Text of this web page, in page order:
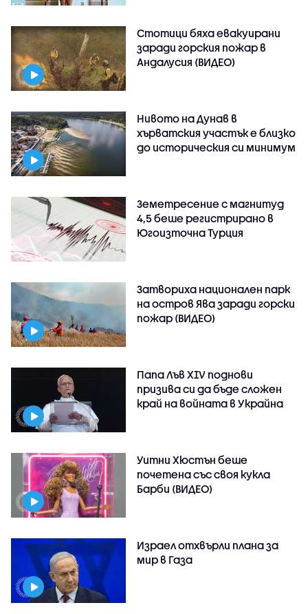
Стотици бяха евакуирани
заради горския пожар в
Андалусия (ВИДЕО)
Нивото на Дунав в
хърватския участък е близко
до историческия си минимум
Земетресение с магнитуд
4,5 беше регистрирано в
Югоизточна Турция
Затвориха национален парк
на остров Ява заради горски
пожар (ВИДЕО)
Папа Лъв XIV поднови
призива си да бъде сложен
край на войната в Украйна
Уитни Хюстън беше
почетена със своя кукла
Барби (ВИДЕО)
Израел отхвърли плана за
мир в Газа